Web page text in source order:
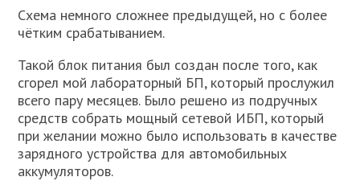
Схема немного сложнее предыдущей, но с более
чётким срабатыванием.
Такой блок питания был создан после того, как
сгорел мой лабораторный БП, который прослужил
всего пару месяцев. Было решено из подручных
средств собрать мощный сетевой ИБП, который
при желании можно было использовать в качестве
зарядного устройства для автомобильных
аккумуляторов.